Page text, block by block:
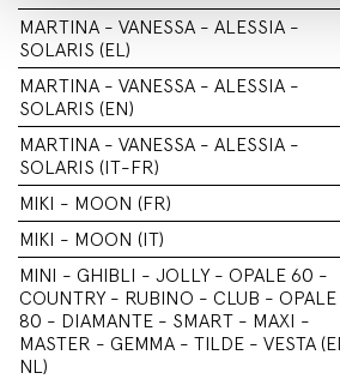
MARTINA - VANESSA - ALESSIA -
SOLARIS (EL)
MARTINA - VANESSA - ALESSIA -
SOLARIS (EN)
MARTINA - VANESSA - ALESSIA -
SOLARIS (IT-FR)
MIKI - MOON (FR)
MIKI - MOON (IT)
MINI - GHIBLI - JOLLY - OPALE 60 -
COUNTRY - RUBINO - CLUB - OPALE
80 - DIAMANTE - SMART - MAXI -
MASTER - GEMMA - TILDE - VESTA
NL)